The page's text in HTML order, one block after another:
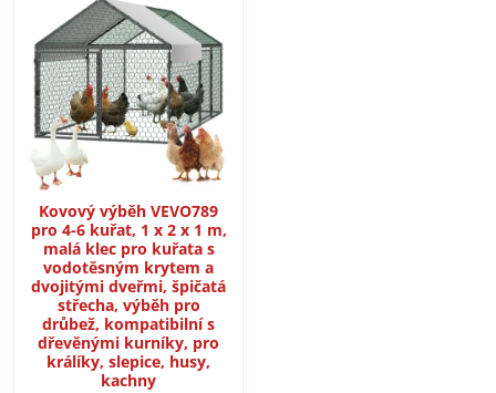
Kovový výběh VEVO789
pro 4-6 kuřat, 1 x 2 x 1 m,
malá klec pro kuřata s
vodotěsným krytem a
dvojitými dveřmi, špičatá
střecha, výběh pro
drůbež, kompatibilní s
dřevěnými kurníky, pro
králíky, slepice, husy,
kachny